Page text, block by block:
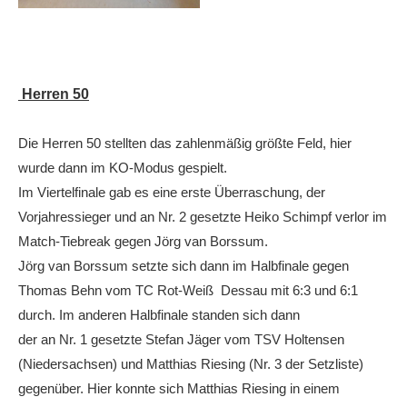
Herren 50
Die Herren 50 stellten das zahlenmäßig größte Feld, hier
wurde dann im KO-Modus gespielt.
Im Viertelfinale gab es eine erste Überraschung, der
Vorjahressieger und an Nr. 2 gesetzte Heiko Schimpf verlor im
Match-Tiebreak gegen Jörg van Borssum.
Jörg van Borssum setzte sich dann im Halbfinale gegen
Thomas Behn vom TC Rot-Weiß Dessau mit 6:3 und 6:1
durch. Im anderen Halbfinale standen sich dann
der an Nr. 1 gesetzte Stefan Jäger vom TSV Holtensen
(Niedersachsen) und Matthias Riesing (Nr. 3 der Setzliste)
gegenüber. Hier konnte sich Matthias Riesing in einem